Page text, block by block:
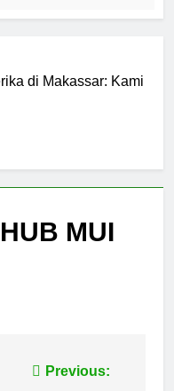
di Makassar: Kami
MUI
Previous: